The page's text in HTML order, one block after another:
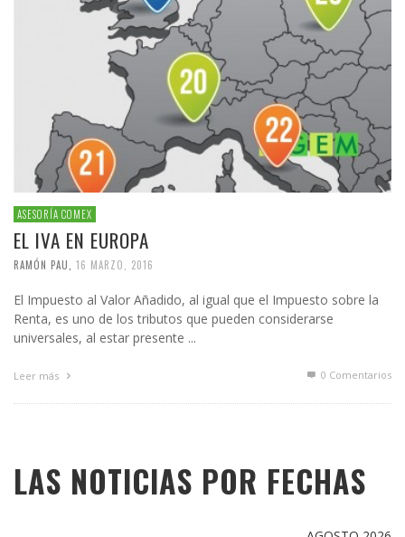
ASESORÍA COMEX
EL IVA EN EUROPA
RAMÓN PAU 16 MARZO, 2016
El Impuesto al Valor Añadido, al igual que el Impuesto sobre la
Renta, es uno de los tributos que pueden considerarse
universales, al estar presente ...
Leer más 0 Comentarios
LAS NOTICIAS POR FECHAS